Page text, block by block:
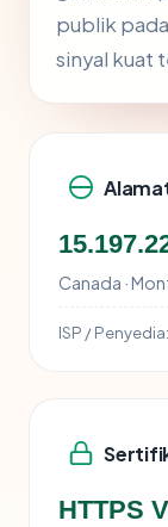
publik pada
sinyal kuat
Canada ·
ISP / Penyedia:
HTTPS